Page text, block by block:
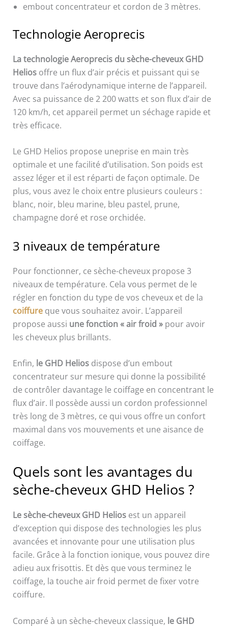
embout concentrateur et cordon de 3 mètres.
Technologie Aeroprecis
La technologie Aeroprecis du sèche-cheveux GHD
Heliosoffre un flux d’air précis et puissant qui se
trouve dans l’aérodynamique interne de l’appareil.
Avec sa puissance de 2 200 watts et son flux d’air de
120 km/h, cet appareil permet un séchage rapide et
très efficace.
Le GHD Helios propose uneprise en main très
optimale et une facilité d’utilisation. Son poids est
assez léger et il est réparti de façon optimale. De
plus, vous avez le choix entre plusieurs couleurs :
blanc, noir, bleu marine, bleu pastel, prune,
champagne doré et rose orchidée.
3 niveaux de température
Pour fonctionner, ce sèche-cheveux propose 3
niveaux de température. Cela vous permet de le
régler en fonction du type de vos cheveux et de la
coiffureque vous souhaitez avoir. L’appareil
propose aussi une fonction « air froid » pour avoir
les cheveux plus brillants.
Enfin, le GHD Helios dispose d’un embout
concentrateur sur mesure qui donne la possibilité
de contrôler davantage le coiffage en concentrant le
flux d’air. Il possède aussi un cordon professionnel
très long de 3 mètres, ce qui vous offre un confort
maximal dans vos mouvements et une aisance de
coiffage.
Quels sont les avantages du
sèche-cheveux GHD Helios ?
Le sèche-cheveux GHD Helios est un appareil
d’exception qui dispose des technologies les plus
avancées et innovante pour une utilisation plus
facile. Grâce à la fonction ionique, vous pouvez dire
adieu aux frisottis. Et dès que vous terminez le
coiffage, la touche air froid permet de fixer votre
coiffure.
Comparé à un sèche-cheveux classique, le GHD